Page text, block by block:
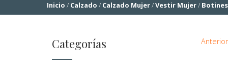
Inicio / Calzado / Calzado Mujer/Vestir Mujer/ Botines
Anterior
Categorías